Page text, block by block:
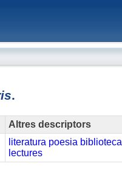
.
Altres descriptors
literatura poesia biblioteca
lectures